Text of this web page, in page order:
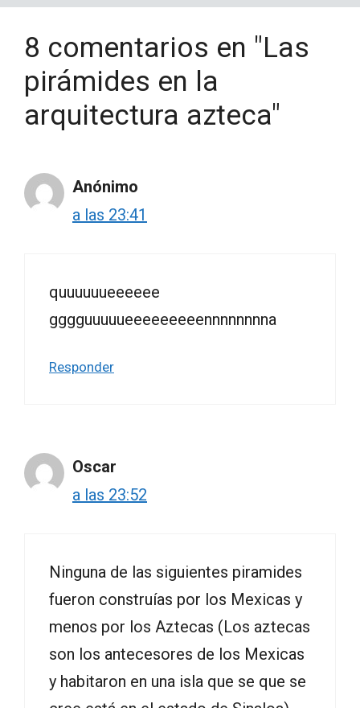
8 comentarios en "Las
pirámides en la
arquitectura azteca"
Anónimo
a las 23:41
quuuuuueeeeee
gggguuuuueeeeeeeeennnnnnnna
Responder
Oscar
a las 23:52
Ninguna de las siguientes piramides
fueron construías por los Mexicas y
menos por los Aztecas (Los aztecas
son los antecesores de los Mexicas
y habitaron en una isla que se que se